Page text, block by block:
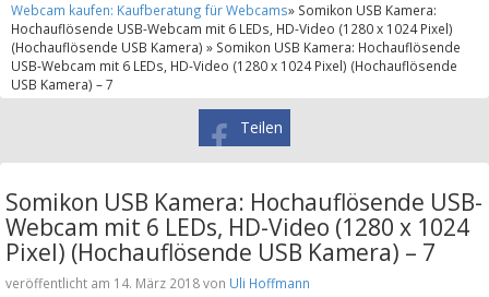
Webcam kaufen: Kaufberatung für Webcams» Somikon USB Kamera:
Hochauflösende USB-Webcam mit 6 LEDs, HD-Video (1280 x 1024 Pixel)
(Hochauflösende USB Kamera) » Somikon USB Kamera: Hochauflösende
USB-Webcam mit 6 LEDs, HD-Video (1280 x 1024 Pixel) (Hochauflösende
USB Kamera) – 7
Teilen
Somikon USB Kamera: Hochauflösende USB-
Webcam mit 6 LEDs, HD-Video (1280 x 1024
Pixel) (Hochauflösende USB Kamera) – 7
veröffentlicht am 14. März 2018 von Uli Hoffmann